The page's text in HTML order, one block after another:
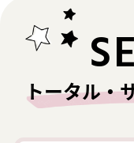
トータル・